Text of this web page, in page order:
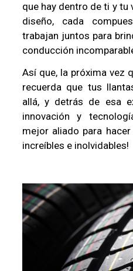
que hay dentro de ti y tu
diseño, cada
trabajan juntos para
conducción
Así que, la próxima vez
recuerda que tus
allá, y detrás de esa
innovación y
mejor aliado para
increíbles e inolvidables!